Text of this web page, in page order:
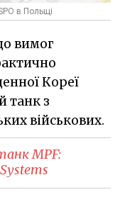
в Польщі
вимог
Кореї
танк з
військових.
MPF: